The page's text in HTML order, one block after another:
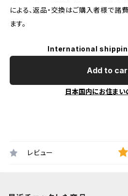
による、返品・交換はご購入者様で諸
ます。
International
Add to
日本国内にお住まい
レビュー